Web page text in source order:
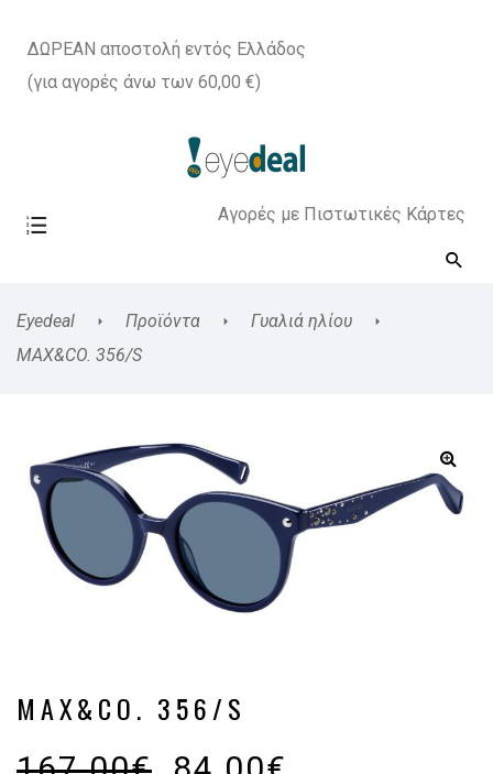
ΔΩΡΕΑΝ αποστολή εντός Ελλάδος
(για αγορές άνω των 60,00 €)
Αγορές με Πιστωτικές Κάρτες
Eyedeal Προϊόντα
Γυαλιά ηλίου
MAX&CO. 356/S
MAX&CO. 356/S